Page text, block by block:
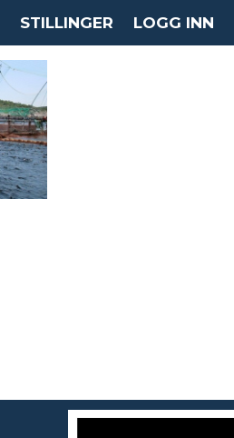
STILLINGER LOGG INN